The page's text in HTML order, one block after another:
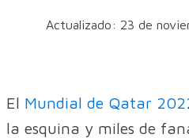
Actualizado: 23 de
El Mundial de Qatar
la esquina y miles de